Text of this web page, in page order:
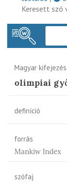
Keresett szó
Magyar kifejezés
olimpiai
definíció
forrás
Mankiw Index
szófaj